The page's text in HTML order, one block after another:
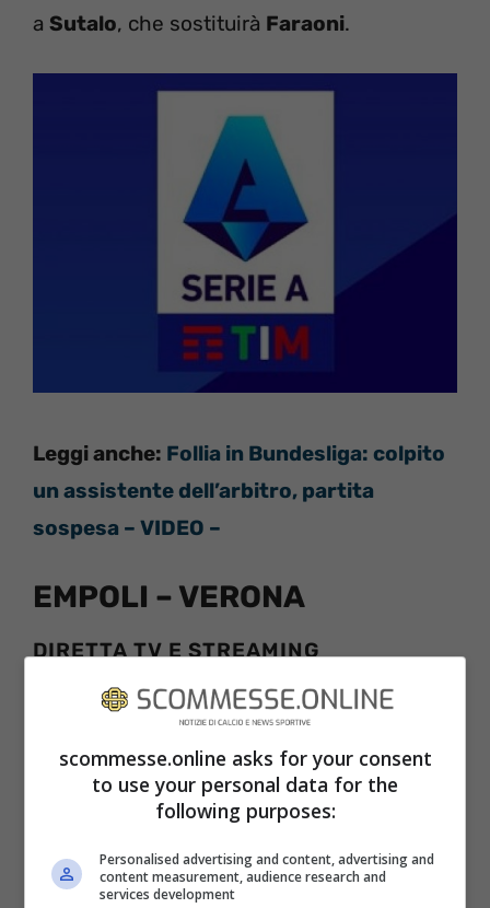
a Sutalo, che sostituirà Faraoni.
Leggi anche: Follia in Bundesliga: colpito
un assistente dell’arbitro, partita
sospesa – VIDEO –
EMPOLI – VERONA
DIRETTA TV E STREAMING
Empoli – Verona sarà visibile
esclusivamente per gli abbonati DAZN. La
stessa trasmissione che sarà disponibile in
diretta streaming su DAZN, potrà essere
l’app dedicata. La piattaforma, da
scommesse.online asks for your consent
to use your personal data for the
following purposes:
Personalised advertising and content, advertising and
content measurement, audience research and
services development